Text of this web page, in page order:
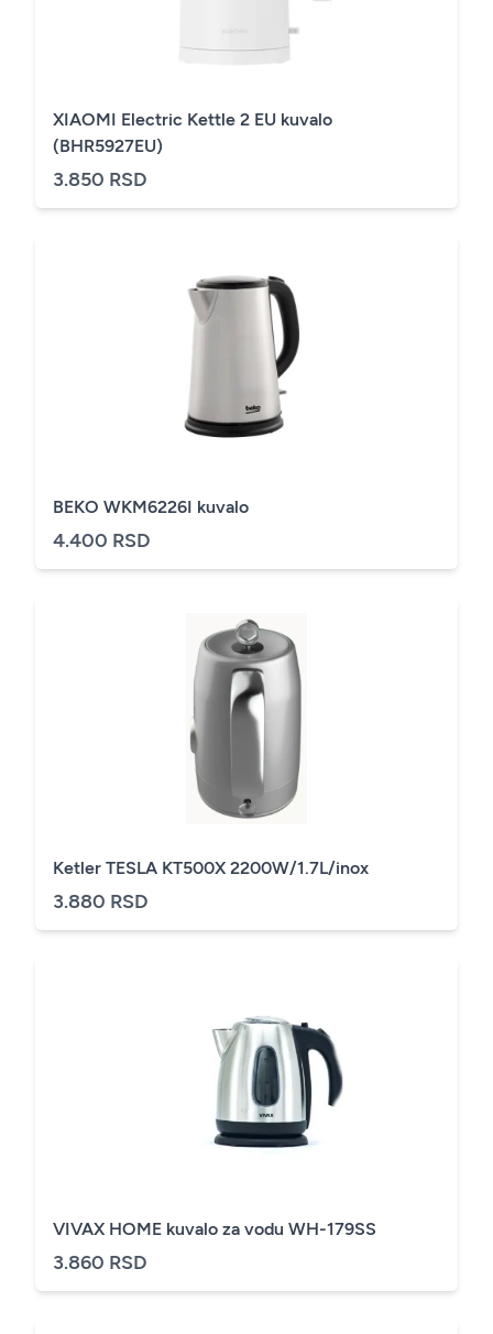
XIAOMI Electric Kettle 2 EU kuvalo
(BHR5927EU)
3.850 RSD
BEKO WKM6226I kuvalo
4.400 RSD
Ketler TESLA KT500X 2200W/1.7L/inox
3.880 RSD
VIVAX HOME kuvalo za vodu WH-179SS
3.860 RSD